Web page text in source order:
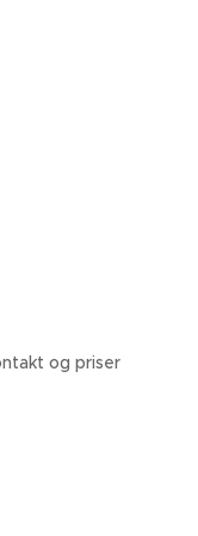
og priser